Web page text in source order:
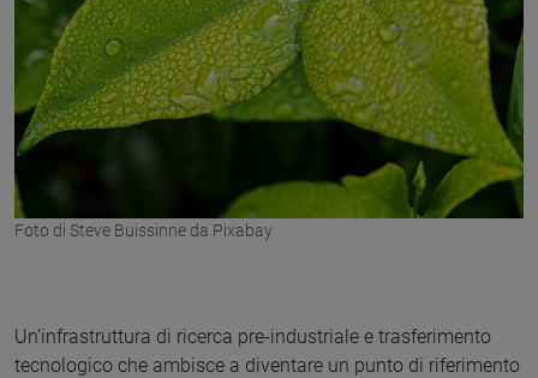
Foto di Steve Buissinne da Pixabay
Un’infrastruttura di ricerca pre-industriale e trasferimento
tecnologico che ambisce a diventare un punto di riferimento